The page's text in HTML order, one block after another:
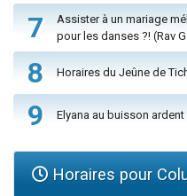
7
Assister à un mariage
pour les danses ?! (Rav
8 Horaires du Jeûne de
9 Elyana au buisson ardent
Horaires pour